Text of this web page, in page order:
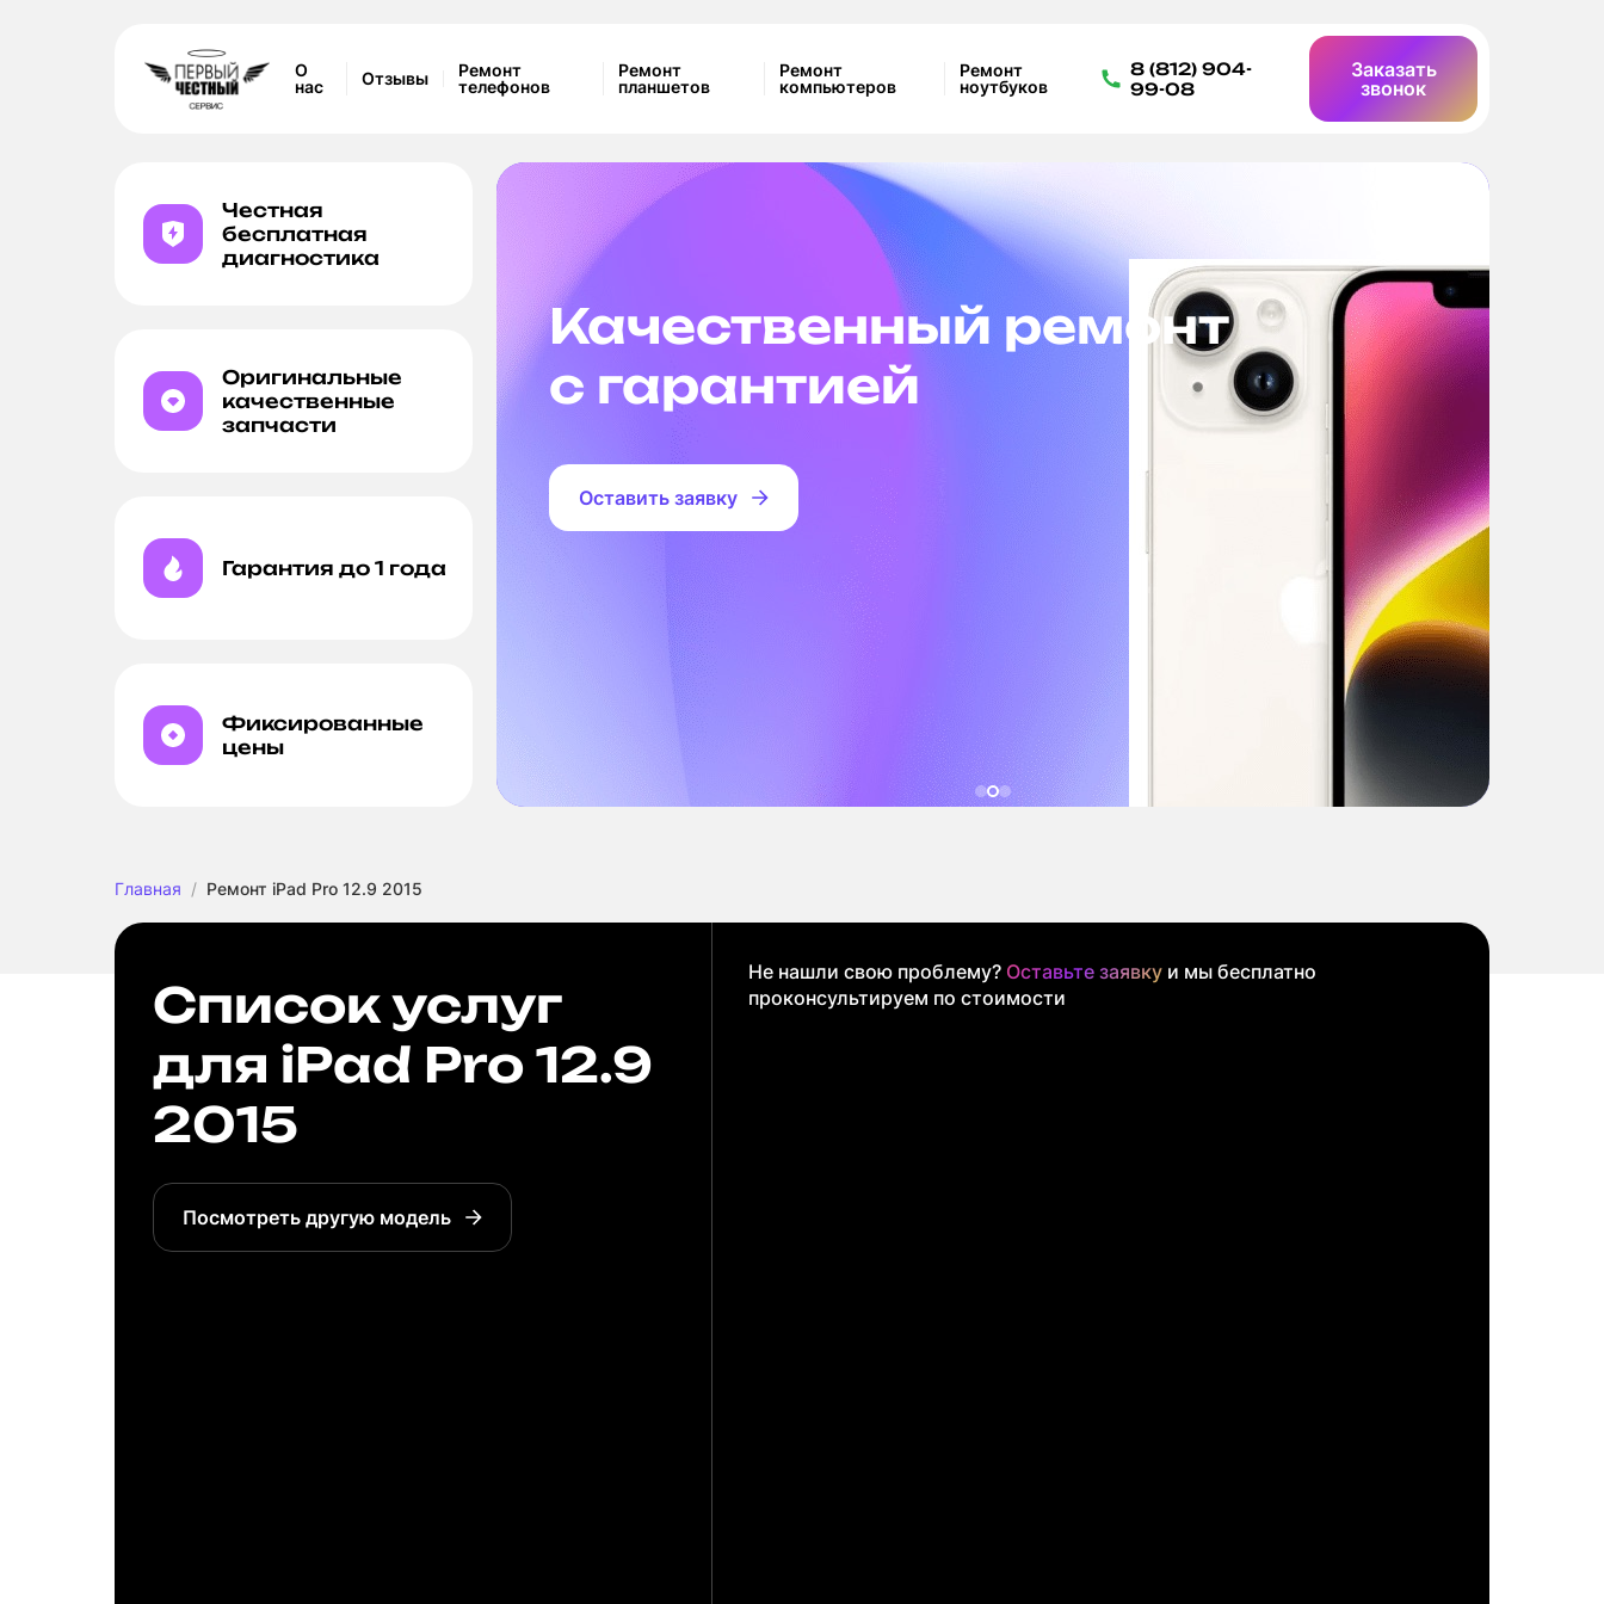
О
нас
Отзывы
Ремонт
телефонов
Ремонт
планшетов
Ремонт
компьютеров
Ремонт
ноутбуков
8 (812) 904-
99-08
Заказать
звонок
Честная
бесплатная
диагностика
Оригинальные
качественные
запчасти
Гарантия до 1 года
Фиксированные
цены
Качественный ремонт
с гарантией
Оставить заявку
Главная Ремонт iPad Pro 12.9 2015
Список услуг
для iPad Pro 12.9
2015
Посмотреть другую модель
Не нашли свою проблему? Оставьте заявку и мы бесплатно
проконсультируем по стоимости